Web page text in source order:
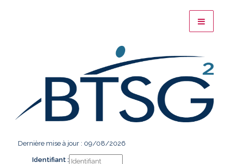
Dernière mise à jour : 09/08/2026
Identifiant :